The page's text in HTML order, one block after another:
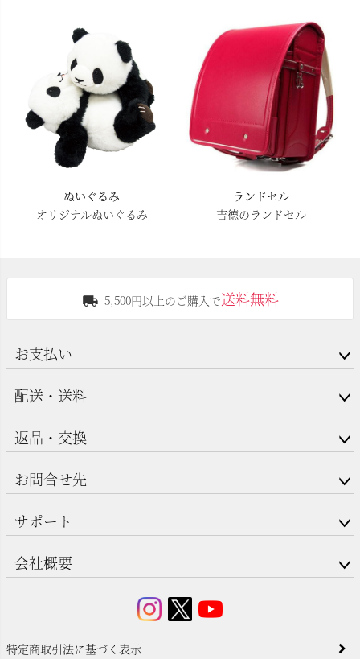
ぬいぐるみ
オリジナルぬいぐるみ
ランドセル
吉德のランドセル
5,500円以上のご購入で送料無料
お支払い
配送・送料
返品・交換
お問合せ先
サポート
会社概要
特定商取引法に基づく表示